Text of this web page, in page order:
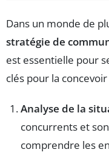
Dans un monde de
stratégie de
est essentielle pour
clés pour la concevoir
Analyse de la
concurrents et
comprendre les